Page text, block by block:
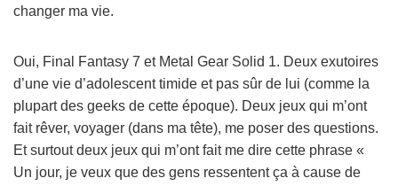
changer ma vie.
Oui, Final Fantasy 7 et Metal Gear Solid 1. Deux exutoires
d’une vie d’adolescent timide et pas sûr de lui (comme la
plupart des geeks de cette époque). Deux jeux qui m’ont
fait rêver, voyager (dans ma tête), me poser des questions.
Et surtout deux jeux qui m’ont fait me dire cette phrase «
Un jour, je veux que des gens ressentent ça à cause de